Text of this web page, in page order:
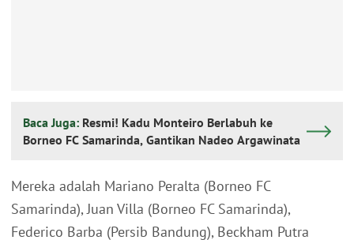
Baca Juga: Resmi! Kadu Monteiro Berlabuh ke
Borneo FC Samarinda, Gantikan Nadeo Argawinata
Mereka adalah Mariano Peralta (Borneo FC
Samarinda), Juan Villa (Borneo FC Samarinda),
Federico Barba (Persib Bandung), Beckham Putra